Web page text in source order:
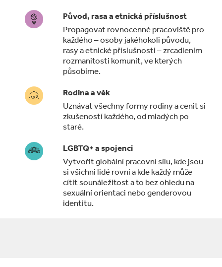
Původ, rasa a etnická příslušnost
Propagovat rovnocenné pracoviště pro
každého – osoby jakéhokoli původu,
rasy a etnické příslušnosti – zrcadlením
rozmanitosti komunit, ve kterých
působíme.
Rodina a věk
Uznávat všechny formy rodiny a cenit si
zkušeností každého, od mladých po
staré.
LGBTQ+ a spojenci
Vytvořit globální pracovní sílu, kde jsou
si všichni lidé rovni a kde každý může
cítit sounáležitost a to bez ohledu na
sexuální orientaci nebo genderovou
identitu.